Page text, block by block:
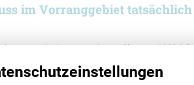
im Vorranggebiet
muss in einem ausgwiesenen Vorranggebiet
die der Windenergienutzung nicht hinreichend sicher
das OVG Lüneburg im Februar entschieden und das
(RROP 2019) für unwirksam erklärt.